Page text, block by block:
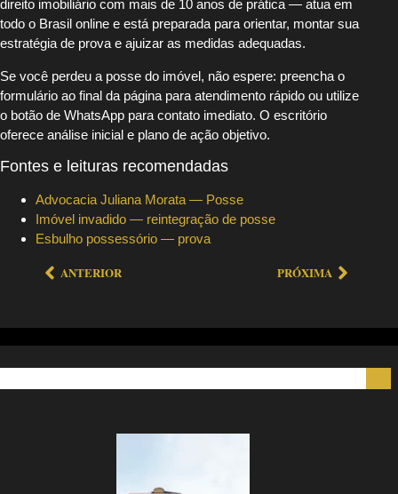
direito imobiliário com mais de 10 anos de prática — atua em
todo o Brasil online e está preparada para orientar, montar sua
estratégia de prova e ajuizar as medidas adequadas.
Se você perdeu a posse do imóvel, não espere: preencha o
formulário ao final da página para atendimento rápido ou utilize
o botão de WhatsApp para contato imediato. O escritório
oferece análise inicial e plano de ação objetivo.
Fontes e leituras recomendadas
Advocacia Juliana Morata — Posse
Imóvel invadido — reintegração de posse
Esbulho possessório — prova
ANTERIOR PRÓXIMA